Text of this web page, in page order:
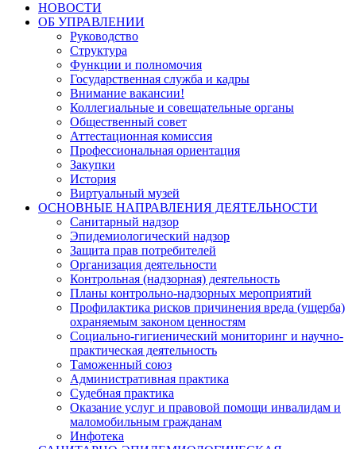
НОВОСТИ
ОБ УПРАВЛЕНИИ
Руководство
Структура
Функции и полномочия
Государственная служба и кадры
Внимание вакансии!
Коллегиальные и совещательные органы
Общественный совет
Аттестационная комиссия
Профессиональная ориентация
Закупки
История
Виртуальный музей
ОСНОВНЫЕ НАПРАВЛЕНИЯ ДЕЯТЕЛЬНОСТИ
Санитарный надзор
Эпидемиологический надзор
Защита прав потребителей
Организация деятельности
Контрольная (надзорная) деятельность
Планы контрольно-надзорных мероприятий
Профилактика рисков причинения вреда (ущерба)
охраняемым законом ценностям
Социально-гигиенический мониторинг и научно-
практическая деятельность
Таможенный союз
Административная практика
Судебная практика
Оказание услуг и правовой помощи инвалидам и
маломобильным гражданам
Инфотека